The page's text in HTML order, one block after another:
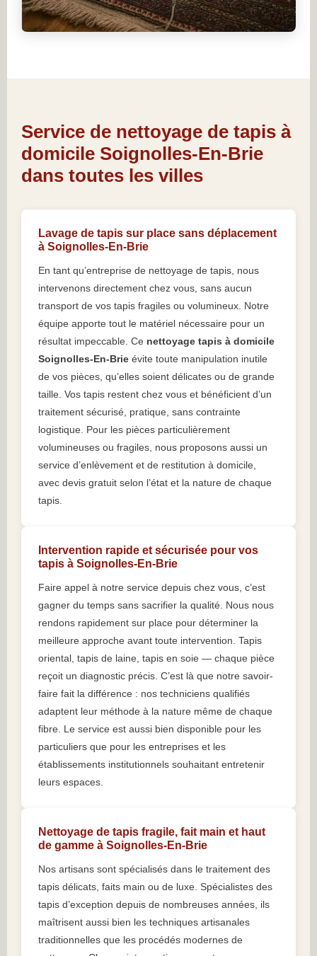
Service de nettoyage de tapis à
domicile Soignolles-En-Brie
dans toutes les villes
Lavage de tapis sur place sans déplacement
à Soignolles-En-Brie
En tant qu’entreprise de nettoyage de tapis, nous
intervenons directement chez vous, sans aucun
transport de vos tapis fragiles ou volumineux. Notre
équipe apporte tout le matériel nécessaire pour un
résultat impeccable. Ce nettoyage tapis à domicile
Soignolles-En-Brie évite toute manipulation inutile
de vos pièces, qu’elles soient délicates ou de grande
taille. Vos tapis restent chez vous et bénéficient d’un
traitement sécurisé, pratique, sans contrainte
logistique. Pour les pièces particulièrement
volumineuses ou fragiles, nous proposons aussi un
service d’enlèvement et de restitution à domicile,
avec devis gratuit selon l’état et la nature de chaque
tapis.
Intervention rapide et sécurisée pour vos
tapis à Soignolles-En-Brie
Faire appel à notre service depuis chez vous, c’est
gagner du temps sans sacrifier la qualité. Nous nous
rendons rapidement sur place pour déterminer la
meilleure approche avant toute intervention. Tapis
oriental, tapis de laine, tapis en soie — chaque pièce
reçoit un diagnostic précis. C’est là que notre savoir-
faire fait la différence : nos techniciens qualifiés
adaptent leur méthode à la nature même de chaque
fibre. Le service est aussi bien disponible pour les
particuliers que pour les entreprises et les
établissements institutionnels souhaitant entretenir
leurs espaces.
Nettoyage de tapis fragile, fait main et haut
de gamme à Soignolles-En-Brie
Nos artisans sont spécialisés dans le traitement des
tapis délicats, faits main ou de luxe. Spécialistes des
tapis d’exception depuis de nombreuses années, ils
maîtrisent aussi bien les techniques artisanales
traditionnelles que les procédés modernes de